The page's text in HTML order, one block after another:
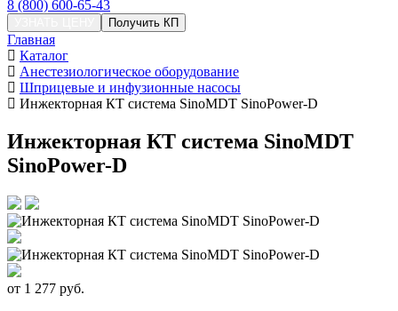
8 (800) 600-65-43
Получить КП
Главная
Каталог
Анестезиологическое оборудование
Шприцевые и инфузионные насосы
Инжекторная КТ система SinoMDT SinoPower-D
Инжекторная КТ система SinoMDT
SinoPower-D
от 1 277 руб.